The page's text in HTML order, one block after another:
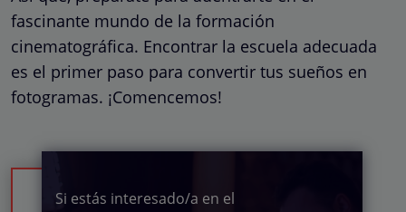
fascinante mundo de la formación
cinematográfica. Encontrar la escuela adecuada
es el primer paso para convertir tus sueños en
fotogramas. ¡Comencemos!
Si estás interesado/a en el